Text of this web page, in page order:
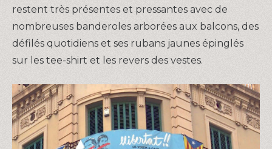
restent très présentes et pressantes avec de
nombreuses banderoles arborées aux balcons, des
défilés quotidiens et ses rubans jaunes épinglés
sur les tee-shirt et les revers des vestes.